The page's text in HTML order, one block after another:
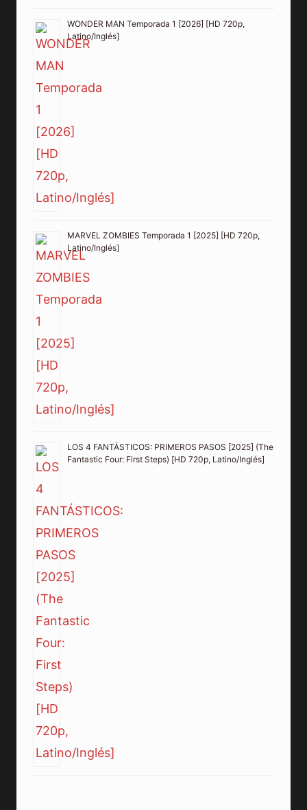
WONDER MAN Temporada 1 [2026] [HD 720p,
Latino/Inglés]
MARVEL ZOMBIES Temporada 1 [2025] [HD 720p,
Latino/Inglés]
LOS 4 FANTÁSTICOS: PRIMEROS PASOS [2025] (The
Fantastic Four: First Steps) [HD 720p, Latino/Inglés]